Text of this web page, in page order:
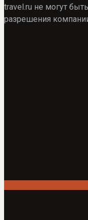
travel.ru не могут
разрешения